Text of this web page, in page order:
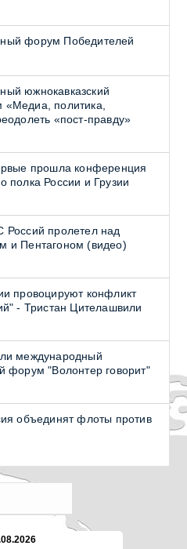
форум Победителей
южнокавказский
политика,
«пост-правду»
прошла конференция
полка России и Грузии
Россий пролетел над
и Пентагоном (видео)
провоцируют конфликт
- Тристан Цителашвили
международный
форум "Волонтер говорит"
объединят флоты против